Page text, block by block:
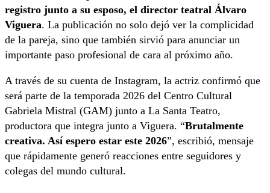
registro junto a su esposo, el director teatral Álvaro
Viguera. La publicación no solo dejó ver la complicidad
de la pareja, sino que también sirvió para anunciar un
importante paso profesional de cara al próximo año.
A través de su cuenta de Instagram, la actriz confirmó que
será parte de la temporada 2026 del Centro Cultural
Gabriela Mistral (GAM) junto a La Santa Teatro,
productora que integra junto a Viguera. “Brutalmente
creativa. Así espero estar este 2026”, escribió, mensaje
que rápidamente generó reacciones entre seguidores y
colegas del mundo cultural.